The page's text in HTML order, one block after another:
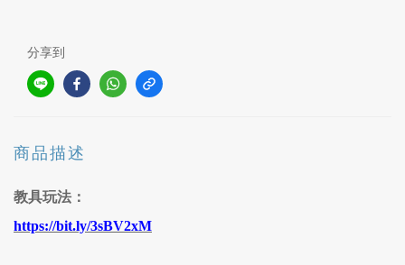
分享到
商品描述
教具玩法：
https://bit.ly/3sBV2xM